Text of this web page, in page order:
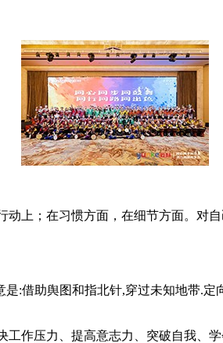
上；在习惯方面，在细节方面。对
是:借助舆图和指北针,穿过未知地带.
作压力、提高意志力、突破自我、